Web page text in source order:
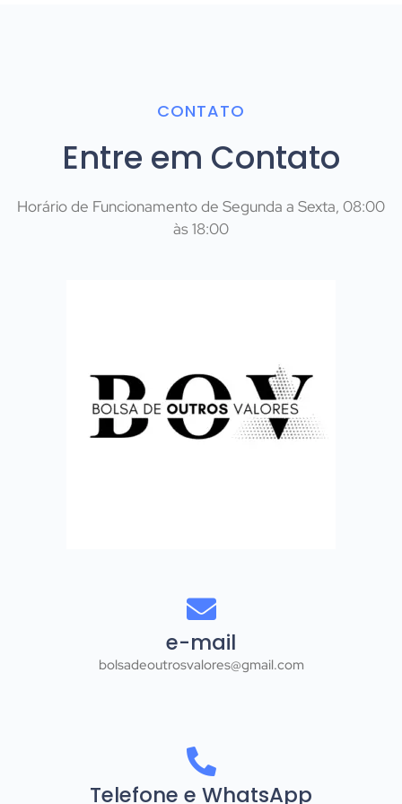
CONTATO
Entre em Contato
Horário de Funcionamento de Segunda a Sexta, 08:00
às 18:00
e-mail
bolsadeoutrosvalores@gmail.com
Telefone e WhatsApp